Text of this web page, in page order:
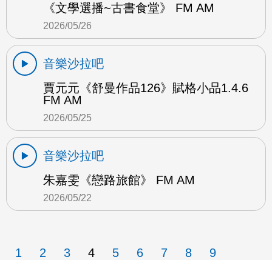
《文學選播~古書食堂》 FM AM
2026/05/26
音樂沙拉吧
賈元元《舒曼作品126》賦格小品1.4.6
FM AM
2026/05/25
音樂沙拉吧
朱嘉雯《戀路旅館》 FM AM
2026/05/22
1 2 3 4 5 6 7 8 9